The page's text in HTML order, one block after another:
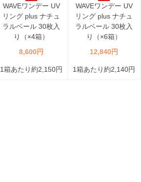
WAVEワンデー UV
リング plus ナチュ
ラルベール 30枚入
り（×4箱）
8,600円
1箱あたり約2,150円
WAVEワンデー UV
リング plus ナチュ
ラルベール 30枚入
り（×6箱）
12,840円
1箱あたり約2,140円